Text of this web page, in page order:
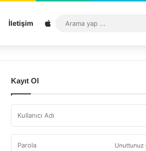
İletişim Sitemap
Kayıt Ol
Unuttunuz